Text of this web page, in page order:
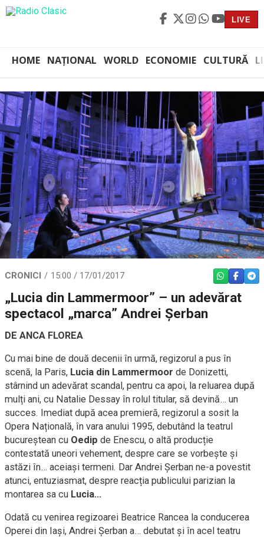
LIVE
HOME NAȚIONAL WORLD ECONOMIE CULTURĂ
CRONICI 15:00 / 17/01/2017 WHATSAPP
„Lucia din Lammermoor” – un adevărat
spectacol „marca” Andrei Șerban
DE ANCA FLOREA
Cu mai bine de două decenii în urmă, regizorul a pus în
scenă, la Paris, Lucia din Lammermoor de Donizetti,
stârnind un adevărat scandal, pentru ca apoi, la reluarea după
mulți ani, cu Natalie Dessay în rolul titular, să devină… un
succes. Imediat după acea premieră, regizorul a sosit la
Opera Națională, în vara anului 1995, debutând la teatrul
bucureștean cu Oedip de Enescu, o altă producție
contestată uneori vehement, despre care se vorbește și
astăzi în… aceiași termeni. Dar Andrei Șerban ne-a povestit
atunci, entuziasmat, despre reacția publicului parizian la
montarea sa cu Lucia…
Odată cu venirea regizoarei Beatrice Rancea la conducerea
Operei din Iași, Andrei Șerban a… debutat și în acel teatru